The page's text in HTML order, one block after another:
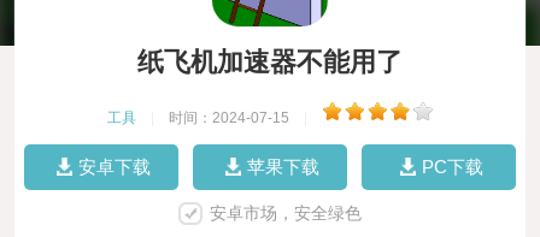
纸飞机加速器不能用了
工具 时间：2024-07-15
安卓下载 苹果下载 PC下载
安卓市场，安全绿色